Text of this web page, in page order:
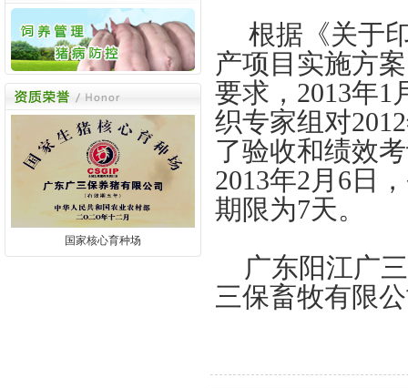
国家核心育种场
根据《关于
产项目实施方
要求， 2013年1
织专家组对2012
了验收和绩效
2013年2 月 6 日
期限为7天。
广东阳江广三
三保畜牧有限